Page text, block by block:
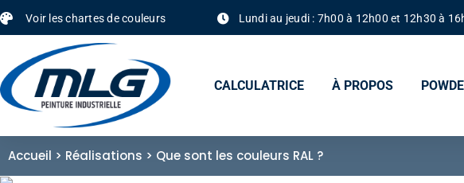
Voir les chartes de couleurs Lundi au jeudi : 7h00 à 12h00 et 12h30 à
CALCULATRICE À PROPOS
Accueil > Réalisations > Que sont les couleurs RAL ?